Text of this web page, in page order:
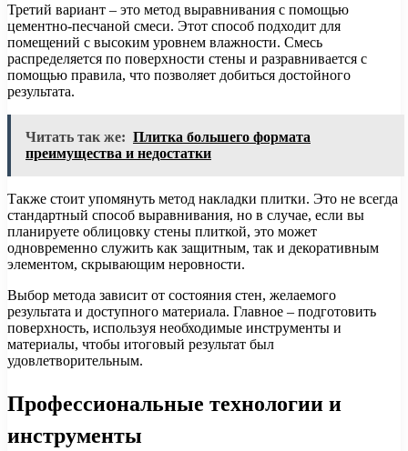
Третий вариант – это метод выравнивания с помощью
цементно-песчаной смеси. Этот способ подходит для
помещений с высоким уровнем влажности. Смесь
распределяется по поверхности стены и разравнивается с
помощью правила, что позволяет добиться достойного
результата.
Читать так же: Плитка большего формата
преимущества и недостатки
Также стоит упомянуть метод накладки плитки. Это не всегда
стандартный способ выравнивания, но в случае, если вы
планируете облицовку стены плиткой, это может
одновременно служить как защитным, так и декоративным
элементом, скрывающим неровности.
Выбор метода зависит от состояния стен, желаемого
результата и доступного материала. Главное – подготовить
поверхность, используя необходимые инструменты и
материалы, чтобы итоговый результат был
удовлетворительным.
Профессиональные технологии и
инструменты